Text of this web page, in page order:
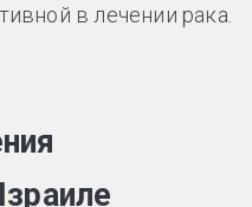
в лечении рака.